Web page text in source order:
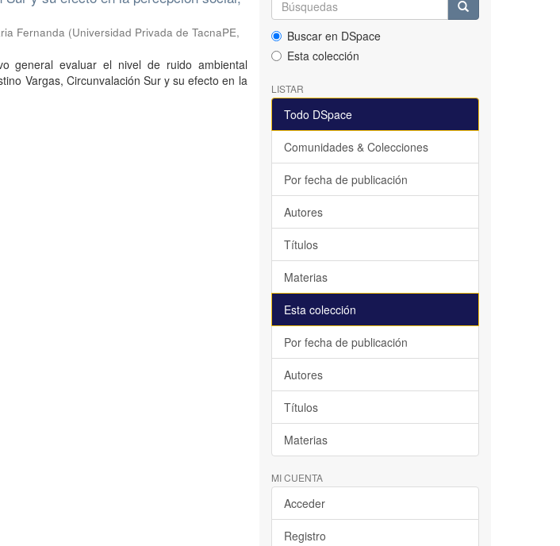
Fernanda (Universidad Privada de TacnaPE,
general evaluar el nivel de ruido ambiental
Vargas, Circunvalación Sur y su efecto en la
Buscar en DSpace
Esta colección
LISTAR
Todo DSpace
Comunidades & Colecciones
Por fecha de publicación
Autores
Títulos
Materias
Esta colección
Por fecha de publicación
Autores
Títulos
Materias
MI CUENTA
Acceder
Registro